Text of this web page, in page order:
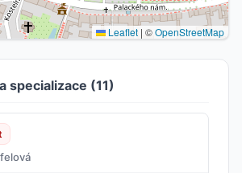
Leaflet | ©OpenStreetMap
specializace (11)